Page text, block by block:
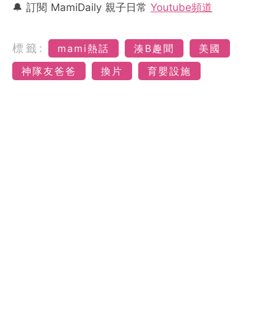
🔔 訂閱 MamiDaily 親子日常 Youtube頻道
標籤: mami熱話 湊B趣聞
美國
神隊友爸爸
換片 育嬰設施